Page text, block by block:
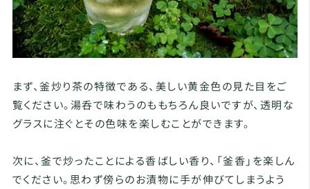
まず、釜炒り茶の特徴である、美しい黄金色の見た目をご
覧ください。湯呑で味わうのももちろん良いですが、透明な
グラスに注ぐとその色味を楽しむことができます。
次に、釜で炒ったことによる香ばしい香り、「釜香」を楽しん
でください。思わず傍らのお漬物に手が伸びてしまうよう